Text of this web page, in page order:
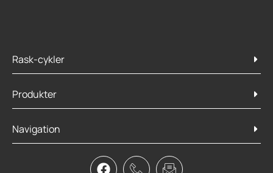
Rask-cykler
Produkter
Navigation